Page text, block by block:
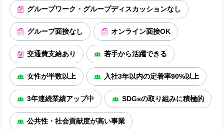
グループワーク・グループディスカッションなし
グループ面接なし オンライン面接OK
交通費支給あり 若手から活躍できる
女性が半数以上 入社3年以内の定着率90%以上
3年連続業績アップ中 SDGsの取り組みに積極的
公共性・社会貢献度が高い事業